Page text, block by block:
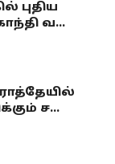
புதிய
வ...
ச...